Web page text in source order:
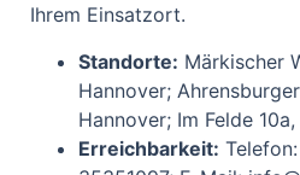
Ihrem Einsatzort.
Standorte: Märkischer
Hannover;
Hannover; Im Felde
Erreichbarkeit: